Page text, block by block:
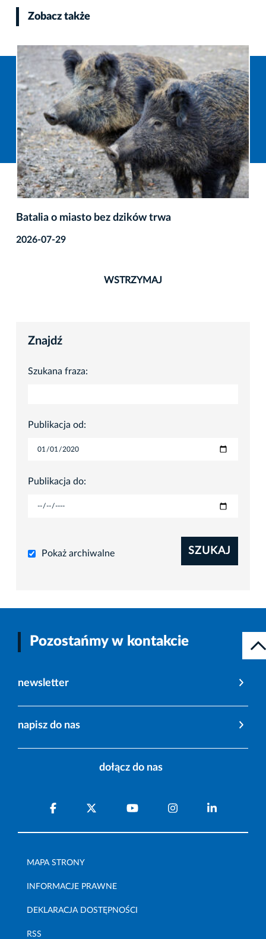
Zobacz także
Batalia o miasto bez dzików trwa
2026-07-29
WSTRZYMAJ
Znajdź
Szukana fraza:
Publikacja od:
Publikacja do:
Pokaż archiwalne SZUKAJ
Pozostańmy w kontakcie
newsletter
napisz do nas
dołącz do nas
MAPA STRONY
INFORMACJE PRAWNE
DEKLARACJA DOSTĘPNOŚCI
RSS